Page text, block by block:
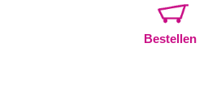
Bestellen